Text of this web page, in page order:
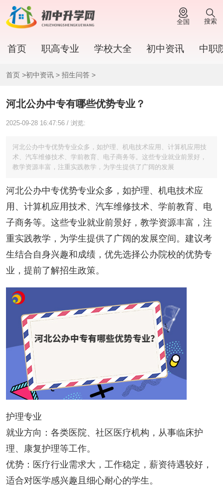
全国 搜索
首页 职高专业 学校大全 初中资讯 中职
首页 >初中资讯> 招生问答>
河北公办中专有哪些优势专业？
2025-09-28 16:47:56 / 浏览:
河北公办中专优势专业众多，如护理、机电技术应用、计算机应用技
术、汽车维修技术、学前教育、电子商务等。这些专业就业前景好，
教学资源丰富，注重实践教学，为学生提供了广阔的发展
河北公办中专优势专业众多，如护理、机电技术应
用、计算机应用技术、汽车维修技术、学前教育、电
子商务等。这些专业就业前景好，教学资源丰富，注
重实践教学，为学生提供了广阔的发展空间。建议考
生结合自身兴趣和成绩，优先选择公办院校的优势专
业，提前了解招生政策。
护理专业
就业方向：各类医院、社区医疗机构，从事临床护
理、康复护理等工作。
优势：医疗行业需求大，工作稳定，薪资待遇较好，
适合对医学感兴趣且细心耐心的学生。